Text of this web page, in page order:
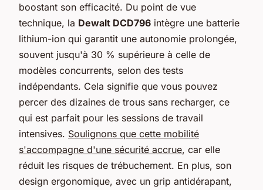
boostant son efficacité. Du point de vue
technique, la Dewalt DCD796 intègre une batterie
lithium-ion qui garantit une autonomie prolongée,
souvent jusqu'à 30 % supérieure à celle de
modèles concurrents, selon des tests
indépendants. Cela signifie que vous pouvez
percer des dizaines de trous sans recharger, ce
qui est parfait pour les sessions de travail
intensives. Soulignons que cette mobilité
s'accompagne d'une sécurité accrue, car elle
réduit les risques de trébuchement. En plus, son
design ergonomique, avec un grip antidérapant,